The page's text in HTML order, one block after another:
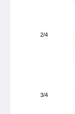
2/4
3/4